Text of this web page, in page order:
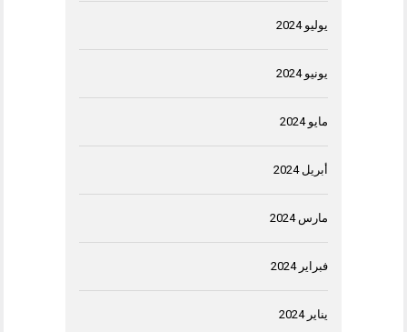
يوليو 2024
يونيو 2024
مايو 2024
أبريل 2024
مارس 2024
فبراير 2024
يناير 2024